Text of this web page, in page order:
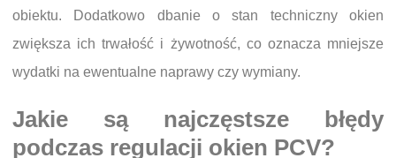
obiektu. Dodatkowo dbanie o stan techniczny okien
zwiększa ich trwałość i żywotność, co oznacza mniejsze
wydatki na ewentualne naprawy czy wymiany.
Jakie są najczęstsze błędy
podczas regulacji okien PCV?